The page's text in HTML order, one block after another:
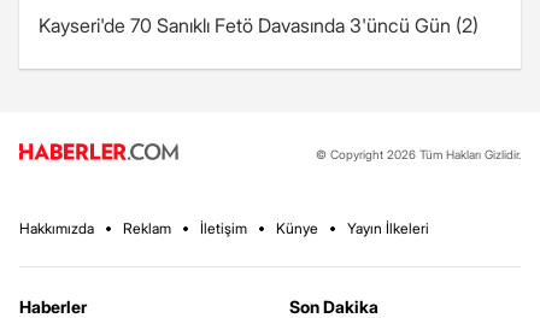
Kayseri'de 70 Sanıklı Fetö Davasında 3'üncü Gün (2)
© Copyright 2026 Tüm Hakları Gizlidir.
Hakkımızda Reklam İletişim Künye Yayın İlkeleri
Haberler
Son Dakika